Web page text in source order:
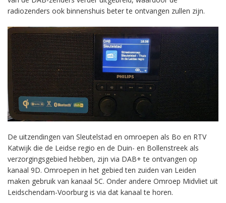
radiozenders ook binnenshuis beter te ontvangen zullen zijn.
De uitzendingen van Sleutelstad en omroepen als Bo en RTV
Katwijk die de Leidse regio en de Duin- en Bollenstreek als
verzorgingsgebied hebben, zijn via DAB+ te ontvangen op
kanaal 9D. Omroepen in het gebied ten zuiden van Leiden
maken gebruik van kanaal 5C. Onder andere Omroep Midvliet uit
Leidschendam-Voorburg is via dat kanaal te horen.